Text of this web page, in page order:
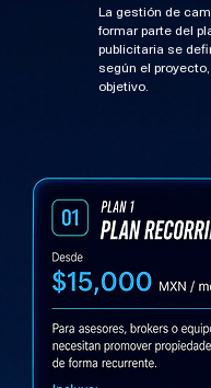
La gestión de
formar parte del
publicitaria se
según el
objetivo.